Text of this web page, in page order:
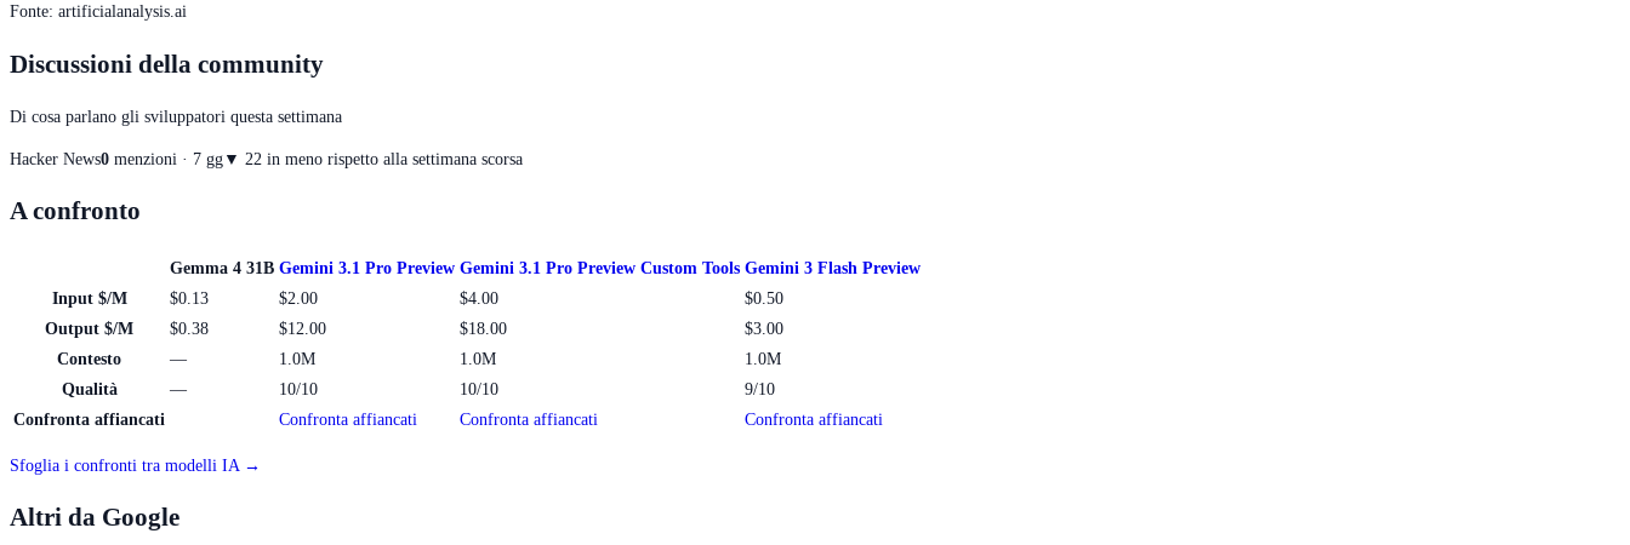
Fonte: artificialanalysis.ai
Discussioni della community
Di cosa parlano gli sviluppatori questa settimana
Hacker News0 menzioni · 7 gg ▼ 22 in meno rispetto alla settimana scorsa
A confronto
Gemma 4 31B Gemini 3.1 Pro Preview Gemini 3.1 Pro Preview Custom Tools Gemini 3 Flash Preview
Input $/M
$0.13 $2.00 $4.00
$0.50
Output $/M
$0.38 $12.00 $18.00
$3.00
Contesto
— 1.0M 1.0M
1.0M
Qualità
— 10/10 10/10
9/10
Confronta affiancati
Confronta affiancati Confronta affiancati Confronta affiancati
Sfoglia i confronti tra modelli IA →
Altri da Google